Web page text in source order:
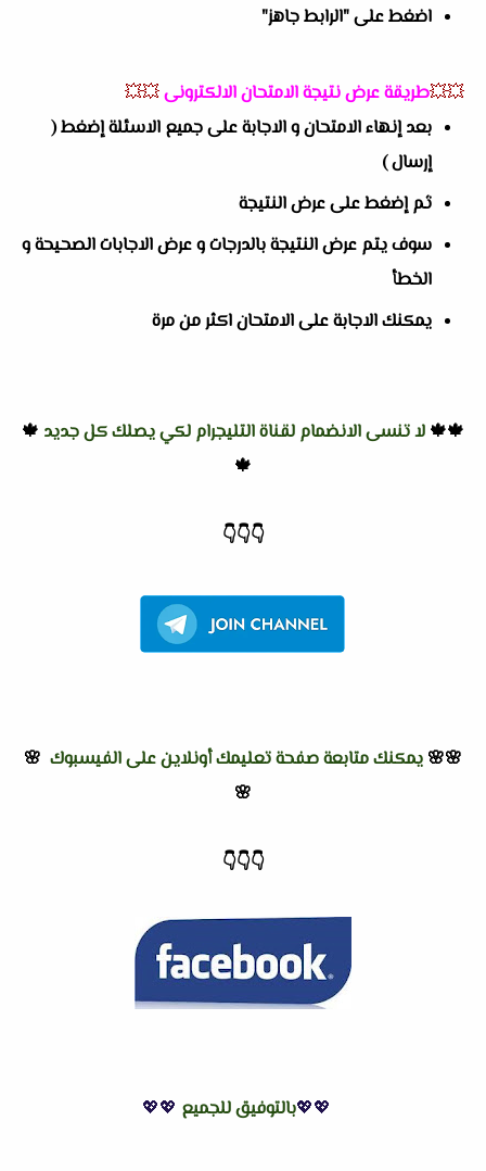
اضغط على "الرابط جاهز"
💥💥طريقة عرض نتيجة الامتحان الالكترونى💥💥
بعد إنهاء الامتحان و الاجابة على جميع الاسئلة إضغط (
إرسال )
ثم إضغط على عرض النتيجة
سوف يتم عرض النتيجة بالدرجات و عرض الاجابات الصحيحة و
الخطأ
يمكنك الاجابة على الامتحان اكثر من مرة
🍁🍁 لا تنسى الانضمام لقناة التليجرام لكي يصلك كل جديد 🍁
🍁
👇
👇
👇
🌸🌸 يمكنك متابعة صفحة تعليمك أونلاين على الفيسبوك 🌸
🌸
👇
👇
👇
💖💖بالتوفيق للجميع 💖💖